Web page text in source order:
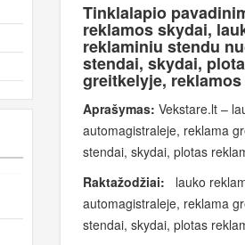
Tinklalapio
reklamos skydai,
reklaminiu stendu
stendai, skydai,
greitkelyje,
Aprašymas: Vekstare.lt –
automagistraleje, reklama
stendai, skydai, plotas
Raktažodžiai: lauko
automagistraleje, reklama
stendai, skydai, plotas